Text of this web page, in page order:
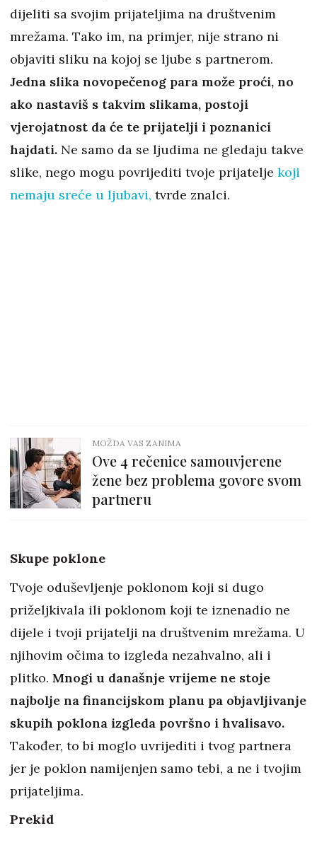
dijeliti sa svojim prijateljima na društvenim
mrežama. Tako im, na primjer, nije strano ni
objaviti sliku na kojoj se ljube s partnerom.
Jedna slika novopečenog para može proći, no
ako nastaviš s takvim slikama, postoji
vjerojatnost da će te prijatelji i poznanici
hajdati. Ne samo da se ljudima ne gledaju takve
slike, nego mogu povrijediti tvoje prijatelje koji
nemaju sreće u ljubavi, tvrde znalci.
MOŽDA VAS ZANIMA
Ove 4 rečenice samouvjerene
žene bez problema govore svom
partneru
Skupe poklone
Tvoje oduševljenje poklonom koji si dugo
priželjkivala ili poklonom koji te iznenadio ne
dijele i tvoji prijatelji na društvenim mrežama. U
njihovim očima to izgleda nezahvalno, ali i
plitko. Mnogi u današnje vrijeme ne stoje
najbolje na financijskom planu pa objavljivanje
skupih poklona izgleda površno i hvalisavo.
Također, to bi moglo uvrijediti i tvog partnera
jer je poklon namijenjen samo tebi, a ne i tvojim
prijateljima.
Prekid